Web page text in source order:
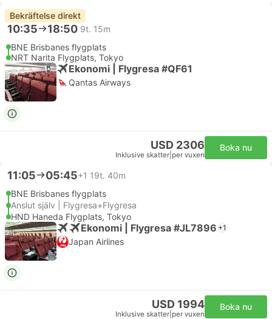
Bekräftelse direkt
10:35 18:50 9t. 15m
BNE Brisbanes flygplats
NRT Narita Flygplats, Tokyo
Ekonomi | Flygresa #QF61
Qantas Airways
USD 2306
Inklusive skatter per vuxen
Boka nu
11:05 05:45+1 19t. 40m
BNE Brisbanes flygplats
Anslut själv | Flygresa+Flygresa
HND Haneda Flygplats, Tokyo
Ekonomi | Flygresa #JL7896 +1
Japan Airlines
USD 1994
Inklusive skatter per vuxen
Boka nu